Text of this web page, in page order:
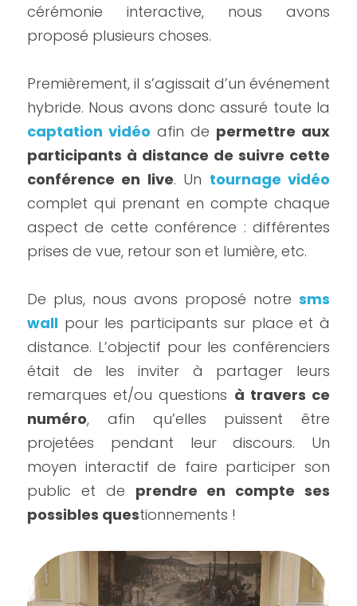
cérémonie interactive, nous avons
proposé plusieurs choses.
Premièrement, il s’agissait d’un événement
captation vidéo afin de permettre aux
participants à distance de suivre cette
conférence en live. Un tournage vidéo
complet qui prenant en compte chaque
aspect de cette conférence : différentes
prises de vue, retour son et lumière, etc.
De plus, nous avons proposé notre sms
wall pour les participants sur place et à
distance. L’objectif pour les conférenciers
était de les inviter à partager leurs
remarques et/ou questions à travers ce
numéro, afin qu’elles puissent être
projetées pendant leur discours. Un
moyen interactif de faire participer son
public et de prendre en compte ses
possibles questionnements !